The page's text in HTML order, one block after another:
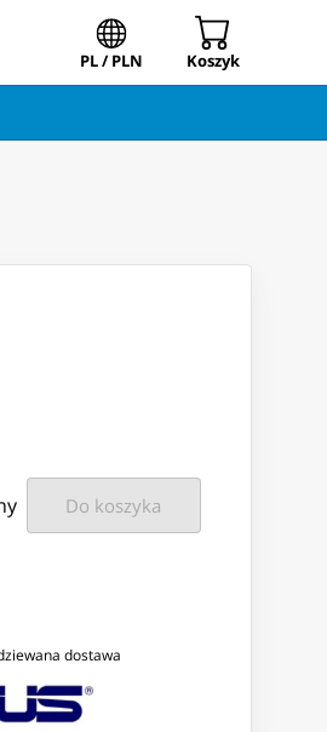
PL / PLN Koszyk
Do koszyka
dostawa